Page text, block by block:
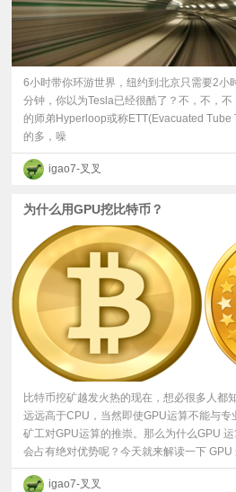
6小时带你环游世界，纽约到北京只需要2小
分钟，你以为Tesla已经很酷了？不，不，
的师弟Hyperloop或称ETT(Evacuated Tube
的多，噪
igao7-叉叉
为什么用GPU挖比特币？
比特币挖矿越发火热的现在，想必很多人都
远远高于CPU，当然即使GPU运算不能与专
矿工对GPU运算的推崇。那么为什么GPU
会占有绝对优势呢？今天就来解读一下 GPU
igao7-叉叉